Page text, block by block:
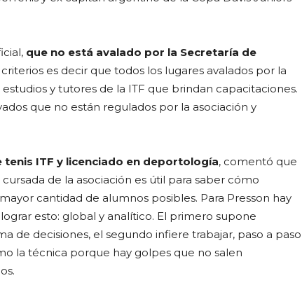
que no está avalado por la Secretaría de
es decir que todos los lugares avalados por la
y tutores de la ITF que brindan capacitaciones.
que no están regulados por la asociación y
ITF y licenciado en deportología, comentó que
de la asociación es útil para saber cómo
cantidad de alumnos posibles. Para Presson hay
esto: global y analítico. El primero supone
de decisiones, el segundo infiere trabajar, paso a paso
la técnica porque hay golpes que no salen